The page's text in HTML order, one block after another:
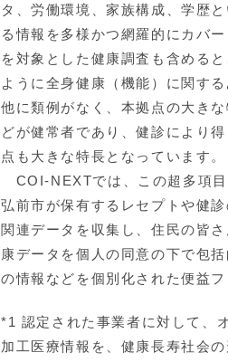
タ、労働環境、家族構成、学歴
る情報を多様かつ網羅的にカバ
を対象とした健康調査も含める
ように全身健康（機能）に関す
他に類例がなく、本拠点の大き
どが健常者であり、健診により
点も大きな特長となっています。
COI-NEXTでは、この超多項目
弘前市が保有するレセプトや健
関連データを収集し、住民の皆
康データを個人の同意の下で包
の情報などを個別化された便益
*1 認定された事業者に対して、
加工医療情報を、健康長寿社会